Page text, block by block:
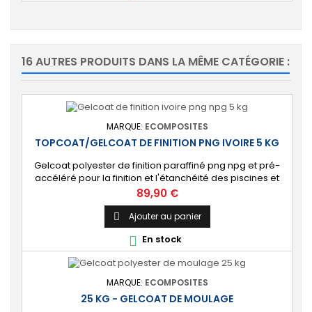
16 AUTRES PRODUITS DANS LA MÊME CATÉGORIE :
MARQUE: ECOMPOSITES
TOPCOAT/GELCOAT DE FINITION PNG IVOIRE 5 KG
Gelcoat polyester de finition paraffiné png npg et pré-
accéléré pour la finition et l'étanchéité des piscines et
bassins. [Finition] : Fournit une couche extérieure lisse
brillante qualité immersion. [Étanche] : Étanchéifie votre
stratification résine et fibre de verre. Livré avec son
catalyseur PMEC 10 cl
Prix
89,90 €
 Ajouter au panier
 En stock
MARQUE: ECOMPOSITES
25 KG - GELCOAT DE MOULAGE